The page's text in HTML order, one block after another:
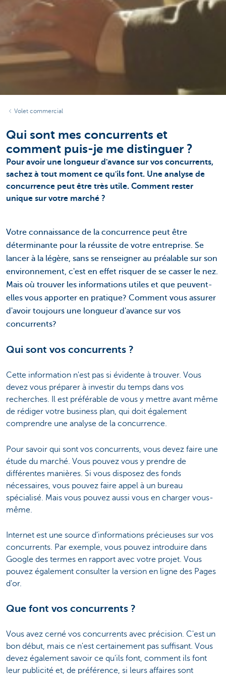
Volet commercial
Qui sont mes concurrents et
comment puis-je me distinguer ?
Pour avoir une longueur d'avance sur vos concurrents,
sachez à tout moment ce qu'ils font. Une analyse de
concurrence peut être très utile. Comment rester
unique sur votre marché ?
Votre connaissance de la concurrence peut être
déterminante pour la réussite de votre entreprise. Se
lancer à la légère, sans se renseigner au préalable sur son
environnement, c'est en effet risquer de se casser le nez.
Mais où trouver les informations utiles et que peuvent-
elles vous apporter en pratique? Comment vous assurer
d'avoir toujours une longueur d'avance sur vos
concurrents?
Qui sont vos concurrents ?
Cette information n'est pas si évidente à trouver. Vous
devez vous préparer à investir du temps dans vos
recherches. Il est préférable de vous y mettre avant même
de rédiger votre business plan, qui doit également
comprendre une analyse de la concurrence.
Pour savoir qui sont vos concurrents, vous devez faire une
étude du marché. Vous pouvez vous y prendre de
différentes manières. Si vous disposez des fonds
nécessaires, vous pouvez faire appel à un bureau
spécialisé. Mais vous pouvez aussi vous en charger vous-
même.
Internet est une source d'informations précieuses sur vos
concurrents. Par exemple, vous pouvez introduire dans
Google des termes en rapport avec votre projet. Vous
pouvez également consulter la version en ligne des Pages
d'or.
Que font vos concurrents ?
Vous avez cerné vos concurrents avec précision. C'est un
bon début, mais ce n'est certainement pas suffisant. Vous
devez également savoir ce qu'ils font, comment ils font
leur publicité et, de préférence, si leurs affaires sont